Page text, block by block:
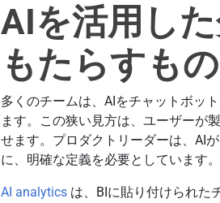
AIを活用し
もたらすもの
多くのチームは、AIをチャットボッ
ます。この狭い見方は、ユーザーが
せます。プロダクトリーダーは、AI
に、明確な定義を必要としています。
AI analytics は、BIに貼り付けられた